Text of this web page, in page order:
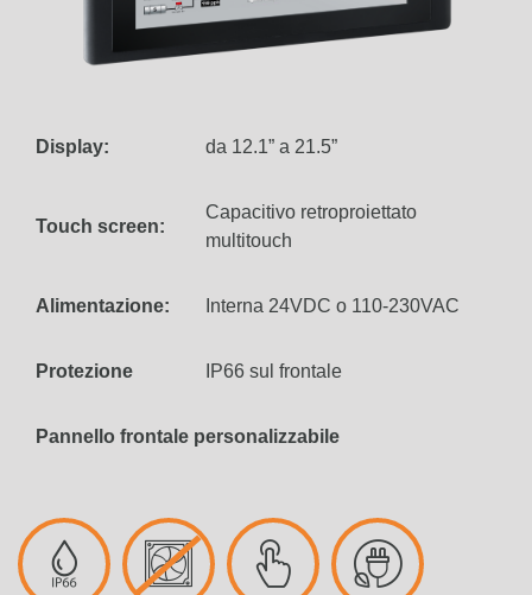
Display: da 12.1” a 21.5”
Touch screen:
Capacitivo retroproiettato
multitouch
Alimentazione: Interna 24VDC o 110-230VAC
Protezione IP66 sul frontale
Pannello frontale personalizzabile